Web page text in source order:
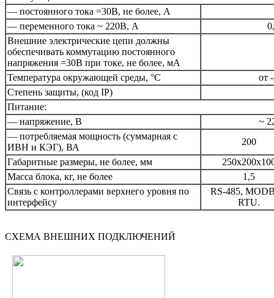
— постоянного тока =30В, не более, А
— переменного тока ~ 220В, А
Внешние электрические цепи должны
обеспечивать коммутацию постоянного
напряжения =30В при токе, не более, мА
Температура окружающей среды, °С
от
Степень защиты, (код IP)
Питание:
— напряжение, В
~
— потребляемая мощность (суммарная с
ИВН и КЭГ), ВА
200
Габаритные размеры, не более, мм
Масса блока, кг, не более
1,5
Связь с контроллерами верхнего уровня по
интерфейсу
RS-485,
RTU.
СХЕМА ВНЕШНИХ ПОДКЛЮЧЕНИЙ